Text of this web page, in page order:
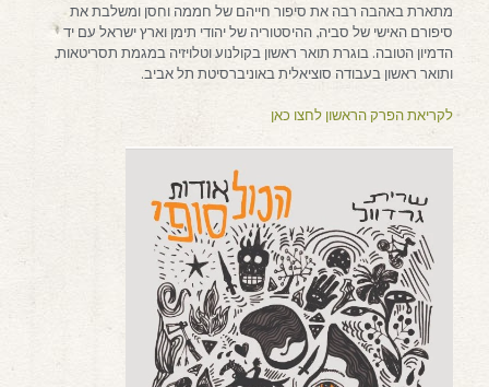
מתארת באהבה רבה את סיפור חייהם של חממה וחסן ומשלבת את
סיפורם האישי של סביה, ההיסטוריה של יהודי תימן וארץ ישראל עם יד
הדמיון הטובה. בוגרת תואר ראשון בקולנוע וטלויזיה במגמת תסריטאות,
ותואר ראשון בעבודה סוציאלית באוניברסיטת תל אביב.
לקריאת הפרק הראשון לחצו כאן